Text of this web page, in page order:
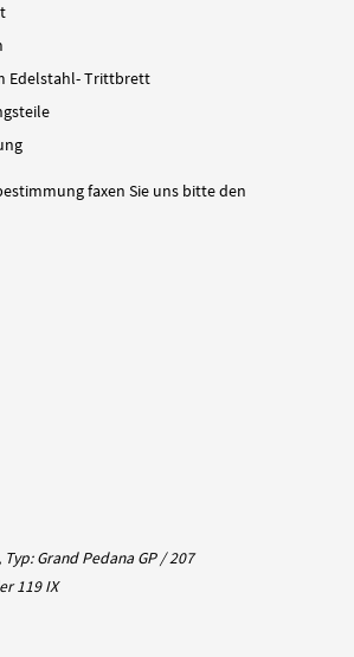
Edelstahl- Trittbrett
faxen Sie uns bitte den
Grand Pedana GP / 207
119 IX